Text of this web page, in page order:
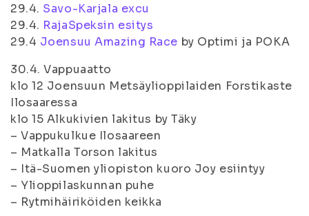
29.4. Savo-Karjala excu
29.4. RajaSpeksin esitys
29.4 Joensuu Amazing Race by Optimi ja POKA
30.4. Vappuaatto
klo 12 Joensuun Metsäylioppilaiden Forstikaste
Ilosaaressa
klo 15 Alkukivien lakitus by Täky
– Vappukulkue Ilosaareen
– Matkalla Torson lakitus
– Itä-Suomen yliopiston kuoro Joy esiintyy
– Ylioppilaskunnan puhe
– Rytmihäiriköiden keikka